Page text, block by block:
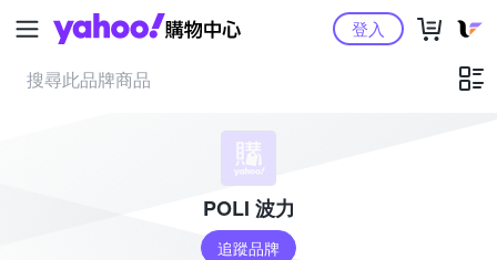
Yahoo購物中心登入
POLI 波力
追蹤品牌